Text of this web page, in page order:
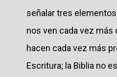
señalar tres
nos ven cada vez más
hacen cada vez más
Escritura; la Biblia no